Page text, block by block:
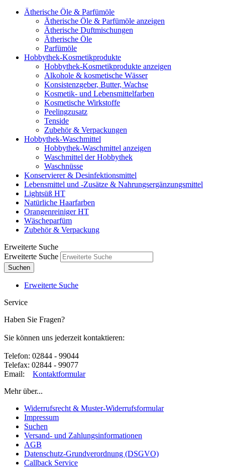
Ätherische Öle & Parfümöle
Ätherische Öle & Parfümöle anzeigen
Ätherische Duftmischungen
Ätherische Öle
Parfümöle
Hobbythek-Kosmetikprodukte
Hobbythek-Kosmetikprodukte anzeigen
Alkohole & kosmetische Wässer
Konsistenzgeber, Butter, Wachse
Kosmetik- und Lebensmittelfarben
Kosmetische Wirkstoffe
Peelingzusatz
Tenside
Zubehör & Verpackungen
Hobbythek-Waschmittel
Hobbythek-Waschmittel anzeigen
Waschmittel der Hobbythek
Waschnüsse
Konservierer & Desinfektionsmittel
Lebensmittel und -Zusätze & Nahrungsergänzungsmittel
Lightsüß HT
Natürliche Haarfarben
Orangenreiniger HT
Wäscheparfüm
Zubehör & Verpackung
Erweiterte Suche
Erweiterte Suche
Suchen
Erweiterte Suche
Service
Haben Sie Fragen?
Sie können uns jederzeit kontaktieren:
Telefon: 02844 - 99044
Telefax: 02844 - 99077
Email: Kontaktformular
Mehr über...
Widerrufsrecht & Muster-Widerrufsformular
Impressum
Suchen
Versand- und Zahlungsinformationen
AGB
Datenschutz-Grundverordnung (DSGVO)
Callback Service